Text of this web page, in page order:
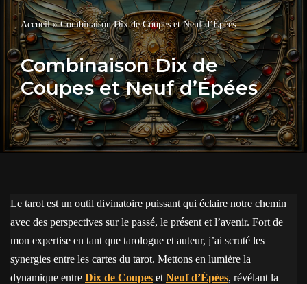
Accueil»Combinaison Dix de Coupes et Neuf d’Épées
Combinaison Dix de
Coupes et Neuf d’Épées
Le tarot est un outil divinatoire puissant qui éclaire notre chemin
avec des perspectives sur le passé, le présent et l’avenir. Fort de
mon expertise en tant que tarologue et auteur, j’ai scruté les
synergies entre les cartes du tarot. Mettons en lumière la
dynamique entre Dix de Coupes et Neuf d’Épées, révélant la